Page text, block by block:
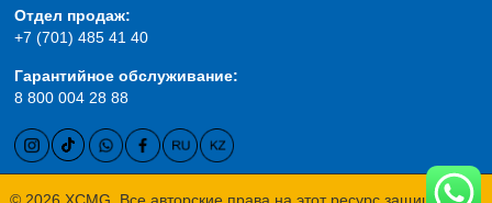
Отдел продаж:
+7 (701) 485 41 40
Гарантийное обслуживание:
8 800 004 28 88